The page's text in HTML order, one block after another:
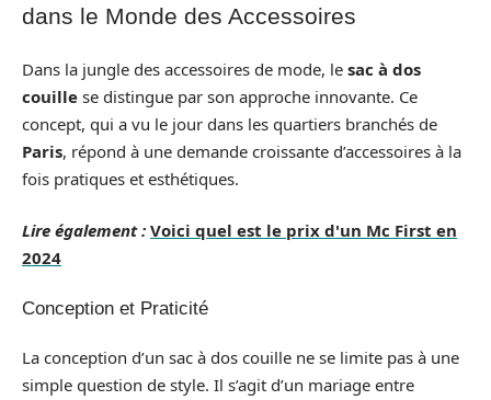
dans le Monde des Accessoires
Dans la jungle des accessoires de mode, le sac à dos
couille se distingue par son approche innovante. Ce
concept, qui a vu le jour dans les quartiers branchés de
Paris, répond à une demande croissante d’accessoires à la
fois pratiques et esthétiques.
Lire également : Voici quel est le prix d'un Mc First en
2024
Conception et Praticité
La conception d’un sac à dos couille ne se limite pas à une
simple question de style. Il s’agit d’un mariage entre